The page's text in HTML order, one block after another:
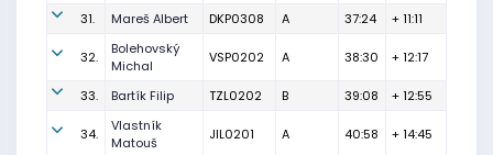
31.
Mareš Albert DKP0308 A 37:24 + 11:11
32.
Bolehovský
Michal
VSP0202 A 38:30 + 12:17
33. Bartík Filip TZL0202 B 39:08 + 12:55
34.
Vlastník
Matouš
JIL0201 A 40:58 + 14:45